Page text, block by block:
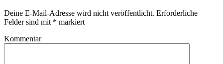
Deine E-Mail-Adresse wird nicht veröffentlicht. Erforderliche
Felder sind mit * markiert
Kommentar